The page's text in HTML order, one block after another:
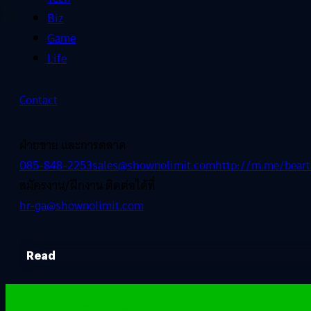
Biz
Game
Life
Contact
ฝ่ายขาย และการตลาด
085-848-2253sales@shownolimit.comhttp://m.me/
สมัครงาน/ฝึกงาน ติดต่อได้ที่
hr-ga@shownolimit.com
Read